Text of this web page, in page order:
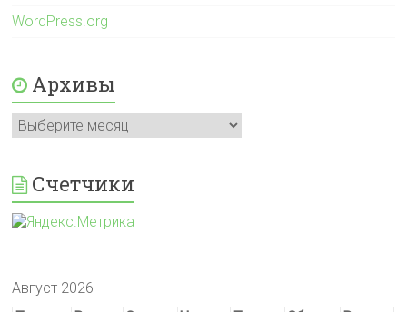
WordPress.org
Архивы
Архивы
Счетчики
Август 2026